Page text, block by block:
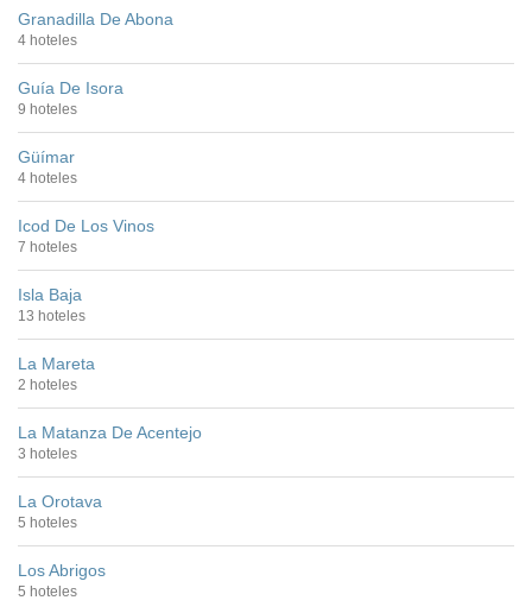
Granadilla De Abona
4 hoteles
Guía De Isora
9 hoteles
Güímar
4 hoteles
Icod De Los Vinos
7 hoteles
Isla Baja
13 hoteles
La Mareta
2 hoteles
La Matanza De Acentejo
3 hoteles
La Orotava
5 hoteles
Los Abrigos
5 hoteles